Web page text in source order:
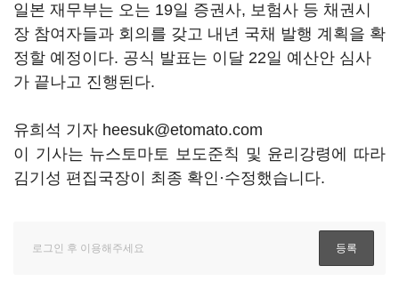
일본 재무부는 오는 19일 증권사, 보험사 등 채권시
장 참여자들과 회의를 갖고 내년 국채 발행 계획을 확
정할 예정이다. 공식 발표는 이달 22일 예산안 심사
가 끝나고 진행된다.
유희석 기자 heesuk@etomato.com
이 기사는 뉴스토마토 보도준칙 및 윤리강령에 따라
김기성 편집국장이 최종 확인·수정했습니다.